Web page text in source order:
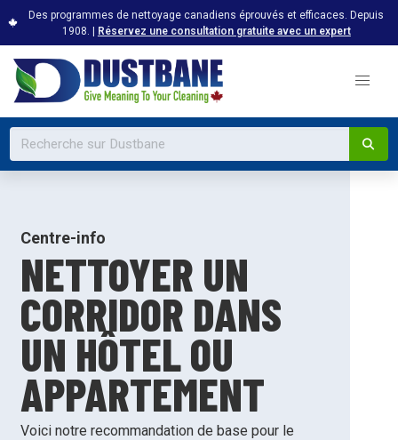
Des programmes de nettoyage canadiens éprouvés et efficaces. Depuis
1908. | Réservez une consultation gratuite avec un expert
Centre-info
NETTOYER UN
CORRIDOR DANS
UN HÔTEL OU
APPARTEMENT
Voici notre recommandation de base pour le